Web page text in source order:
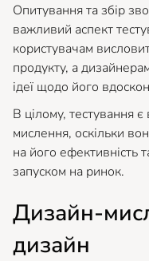
Опитування та збір
важливий аспект
користувачам
продукту, а
ідеї щодо його
В цілому, тестування
мислення, оскільки
на його ефективність
запуском на ринок.
Дизайн-
дизайн